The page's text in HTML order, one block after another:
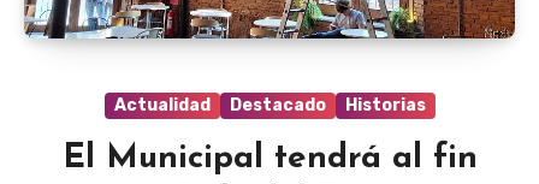
Actualidad Destacado Historias
El Municipal tendrá al fin